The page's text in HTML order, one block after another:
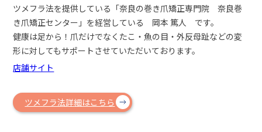
ツメフラ法を提供している「奈良の巻き爪矯正専門院 奈良巻
き爪矯正センター」を経営している 岡本 篤人 です。
健康は足から！爪だけでなくたこ・魚の目・外反母趾などの変
形に対してもサポートさせていただいております。
店舗サイト
ツメフラ法詳細はこちら